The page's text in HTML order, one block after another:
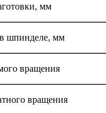
мм
в шпинделе, мм
вращения
вращения